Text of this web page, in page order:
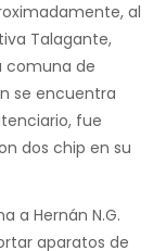
al
Talagante,
comuna de
se encuentra
fue
dos chip en su
a Hernán N.G.
aparatos de